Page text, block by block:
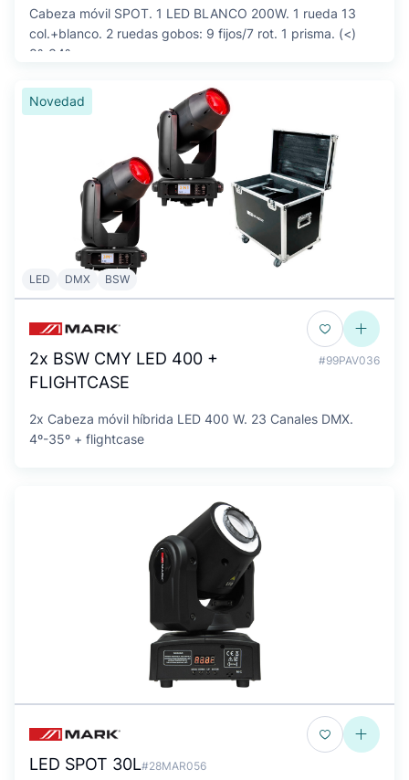
Cabeza móvil SPOT. 1 LED BLANCO 200W. 1 rueda 13
col.+blanco. 2 ruedas gobos: 9 fijos/7 rot. 1 prisma. (<)
8º-34º.
Novedad
LED DMX BSW
2x BSW CMY LED 400 +
FLIGHTCASE
#99PAV036
2x Cabeza móvil híbrida LED 400 W. 23 Canales DMX.
4º-35º + flightcase
LED SPOT 30L#28MAR056